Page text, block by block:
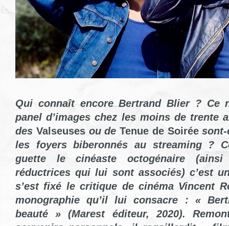
Qui connaît encore Bertrand Blier ? Ce
panel d’images chez les moins de trente
des Valseusesou deTenue de Soiréesont-
les foyers biberonnés au streaming ?
guette le cinéaste octogénaire
réductrices qui lui sont associés) c’est
s’est fixé le critique de cinéma Vincent
monographie qu’il lui consacre : «
beauté » (Marest éditeur, 2020).